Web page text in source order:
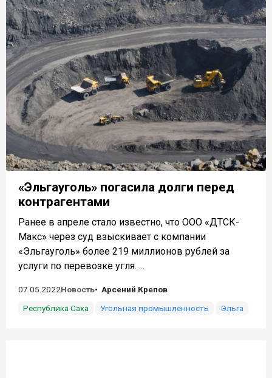
«Эльгауголь» погасила долги перед
контрагентами
Ранее в апреле стало известно, что ООО «ДТСК-
Макс» через суд взыскивает с компании
«Эльгауголь» более 219 миллионов рублей за
услуги по перевозке угля. ...
07.05.2022Новость
Арсений Крепов
Республика Саха
Угольная промышленность Эльга